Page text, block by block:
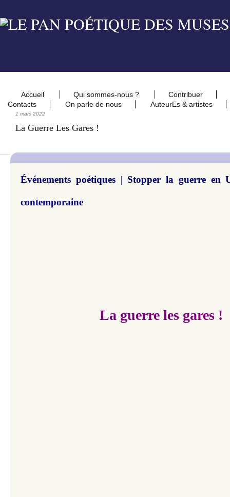
Accueil Qui sommes-nous ?
Contribuer
Contacts
On parle de nous AuteurEs & artistes
1 mars 2022
La Guerre Les Gares !
Événements poétiques | Stopper la guerre en
contemporaine
La guerre les gares !